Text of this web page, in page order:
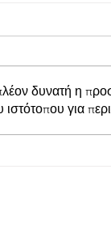
δυνατή η
ιστότοπου για